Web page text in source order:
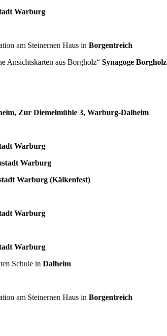
Warburg
am Steinernen Haus in Borgentreich
Ansichtskarten aus Borgholz“ Synagoge Borgholz
Zur Diemelmühle 3, Warburg-Dalheim
Warburg
Warburg
Warburg (Kälkenfest)
Warburg
Warburg
Schule in Dalheim
am Steinernen Haus in Borgentreich